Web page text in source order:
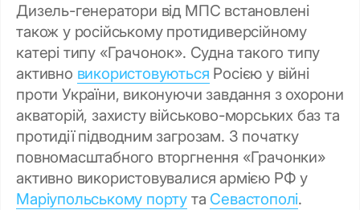
Дизель-генератори від МПС встановлені
також у російському протидиверсійному
катері типу «Грачонок». Судна такого типу
активно використовуються Росією у війні
проти України, виконуючи завдання з охорони
акваторій, захисту військово-морських баз та
протидії підводним загрозам. З початку
повномасштабного вторгнення «Грачонки»
активно використовувалися армією РФ у
Маріупольському порту та Севастополі.